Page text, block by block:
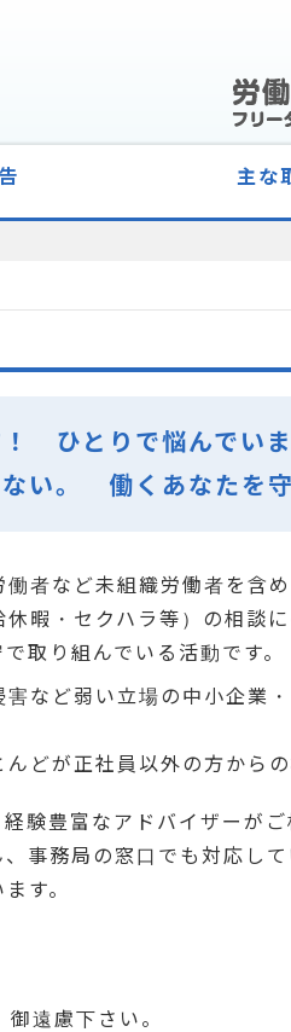
主な
ひとりで悩んでいま
い。 働くあなたを守
者など未組織労働者を含
暇・セクハラ等）の相談
取り組んでいる活動です。
など弱い立場の中小企業
どが正社員以外の方からの
験豊富なアドバイザーが
事務局の窓口でも対応し
す。
遠慮下さい。